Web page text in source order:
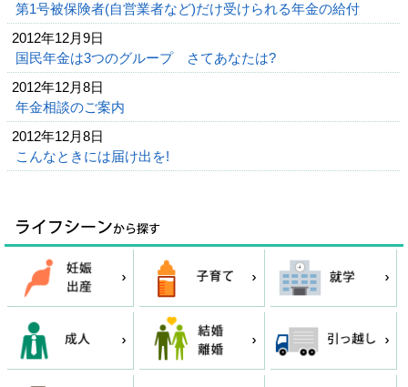
第1号被保険者(自営業者など)だけ受けられる年金の給付
2012年12月9日
国民年金は3つのグループ さてあなたは?
2012年12月8日
年金相談のご案内
2012年12月8日
こんなときには届け出を!